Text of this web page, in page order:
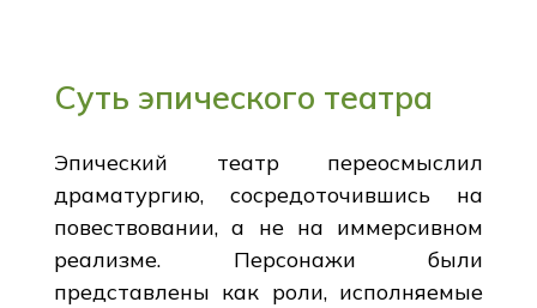
Суть эпического театра
Эпический театр переосмыслил
драматургию, сосредоточившись на
повествовании, а не на иммерсивном
реализме. Персонажи были
представлены как роли, исполняемые